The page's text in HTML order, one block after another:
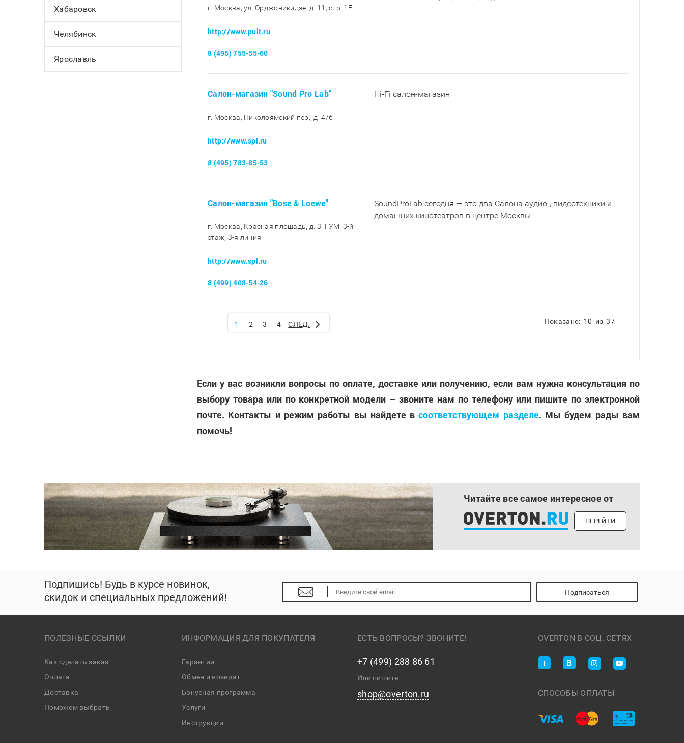
Хабаровск
Челябинск
Ярославль
г. Москва, ул. Орджоникидзе, д. 11, стр. 1E
http://www.pult.ru
8 (495) 755-55-60
Салон-магазин "Sound Pro Lab"
г. Москва, Николоямский пер., д. 4/6
http://www.spl.ru
8 (495) 783-85-53
Hi-Fi салон-магазин
Салон-магазин "Bose & Loewe"
г. Москва, Красная площадь, д. 3, ГУМ, 3-й
этаж, 3-я линия
http://www.spl.ru
8 (499) 408-54-26
SoundProLab сегодня — это два Салона аудио-, видеотехники и
домашних кинотеатров в центре Москвы
1 2 3 4 СЛЕД. Показано: 10 из 37
Если у вас возникли вопросы по оплате, доставке или получению, если вам нужна консультация по
выбору товара или по конкретной модели – звоните нам по телефону или пишите по электронной
почте. Контакты и режим работы вы найдете всоответствующем разделе. Мы будем рады вам
помочь!
Читайте все самое интересное от
ПЕРЕЙТИ
Подпишись! Будь в курсе новинок,
скидок и специальных предложений!
Подписаться
ПОЛЕЗНЫЕ ССЫЛКИ
Как сделать заказ
Оплата
Доставка
Поможем выбрать
ИНФОРМАЦИЯ ДЛЯ ПОКУПАТЕЛЯ
Гарантии
Обмен и возврат
Бонусная программа
Услуги
Инструкции
ЕСТЬ ВОПРОСЫ? ЗВОНИТЕ!
+7 (499) 288 86 61
Или пишите
shop@overton.ru
OVERTON В СОЦ. СЕТЯХ
СПОСОБЫ ОПЛАТЫ